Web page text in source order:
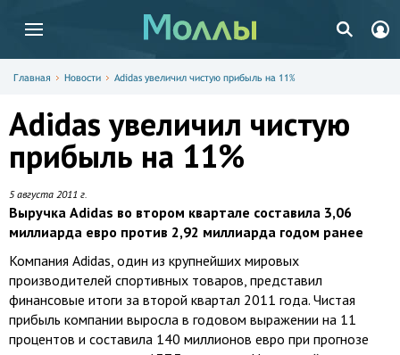
Главная Новости Adidas увеличил чистую прибыль на 11%
Adidas увеличил чистую
прибыль на 11%
5 августа 2011 г.
Выручка Adidas во втором квартале составила 3,06
миллиарда евро против 2,92 миллиарда годом ранее
Компания Adidas, один из крупнейших мировых
производителей спортивных товаров, представил
финансовые итоги за второй квартал 2011 года. Чистая
прибыль компании выросла в годовом выражении на 11
процентов и составила 140 миллионов евро при прогнозе